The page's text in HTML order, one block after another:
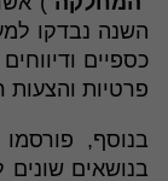
כספיים
פרטיות והצעות
בנוסף,
בנושאים